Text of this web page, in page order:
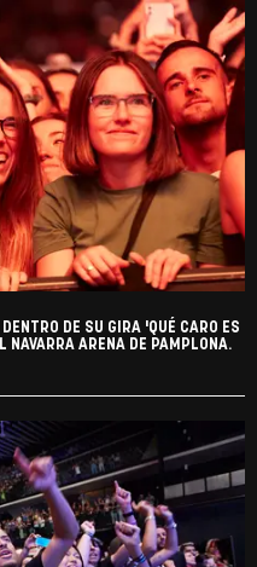
DE SU GIRA 'QUÉ CARO ES
NAVARRA ARENA DE PAMPLONA.